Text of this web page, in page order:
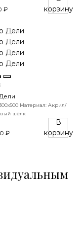
₽
корзину
Материал: Акрил/
шёлк
₽
В
корзину